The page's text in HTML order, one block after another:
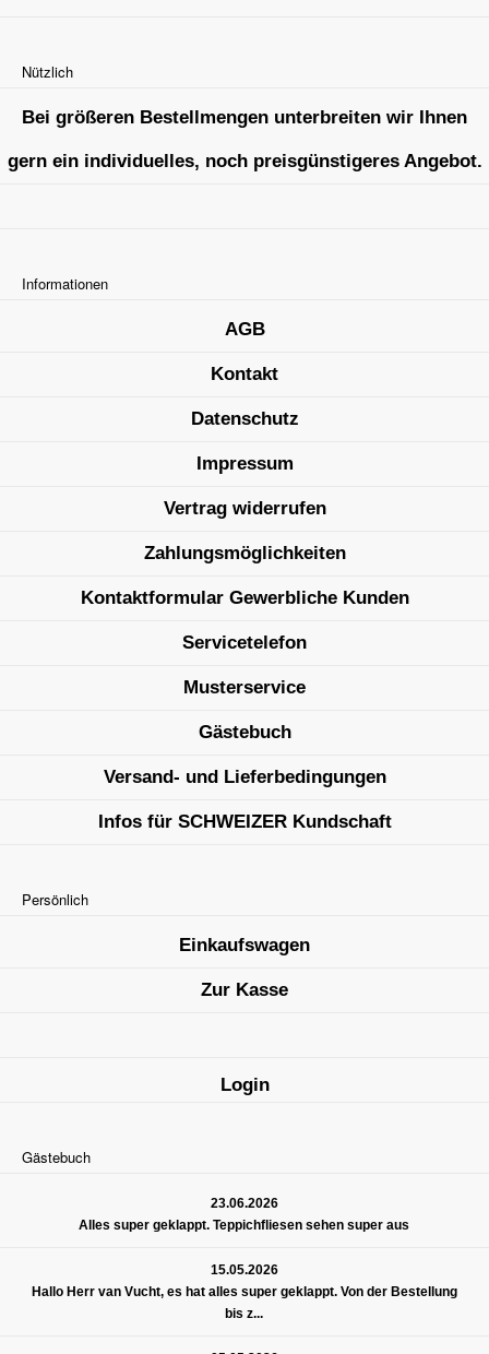
Nützlich
Bei größeren Bestellmengen unterbreiten wir Ihnen
gern ein individuelles, noch preisgünstigeres Angebot.
Informationen
AGB
Kontakt
Datenschutz
Impressum
Vertrag widerrufen
Zahlungsmöglichkeiten
Kontaktformular Gewerbliche Kunden
Servicetelefon
Musterservice
Gästebuch
Versand- und Lieferbedingungen
Infos für SCHWEIZER Kundschaft
Persönlich
Einkaufswagen
Zur Kasse
Login
Gästebuch
23.06.2026
Alles super geklappt. Teppichfliesen sehen super aus
15.05.2026
Hallo Herr van Vucht, es hat alles super geklappt. Von der Bestellung
bis z...